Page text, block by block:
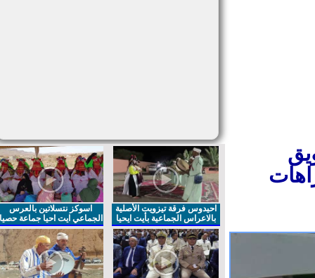
احيدوس فرقة تيزويت الأصلية
بالاعراس الجماعية بأيت ايحيا
اسوكز نتسلاتين بالعرس
الجماعي ايت احيا جماعة حصيا